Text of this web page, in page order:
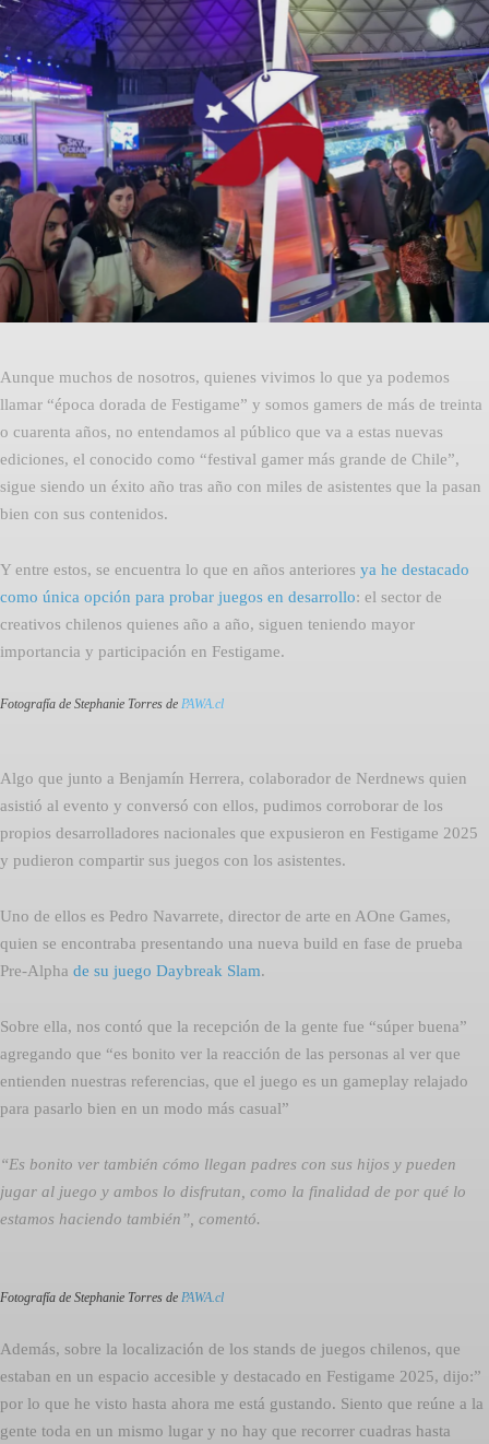
Facebook Twitter Pinterest
Aunque muchos de nosotros, quienes vivimos lo que ya podemos
llamar “época dorada de Festigame” y somos gamers de más de treinta
o cuarenta años, no entendamos al público que va a estas nuevas
ediciones, el conocido como “festival gamer más grande de Chile”,
sigue siendo un éxito año tras año con miles de asistentes que la pasan
bien con sus contenidos.
Y entre estos, se encuentra lo que en años anteriores ya he destacado
como única opción para probar juegos en desarrollo: el sector de
creativos chilenos quienes año a año, siguen teniendo mayor
importancia y participación en Festigame.
Fotografía de Stephanie Torres de PAWA.cl
Algo que junto a Benjamín Herrera, colaborador de Nerdnews quien
asistió al evento y conversó con ellos, pudimos corroborar de los
propios desarrolladores nacionales que expusieron en Festigame 2025
y pudieron compartir sus juegos con los asistentes.
Uno de ellos es Pedro Navarrete, director de arte en AOne Games,
quien se encontraba presentando una nueva build en fase de prueba
Pre-Alpha de su juego Daybreak Slam.
Sobre ella, nos contó que la recepción de la gente fue “súper buena”
agregando que “es bonito ver la reacción de las personas al ver que
entienden nuestras referencias, que el juego es un gameplay relajado
para pasarlo bien en un modo más casual”
“Es bonito ver también cómo llegan padres con sus hijos y pueden
jugar al juego y ambos lo disfrutan, como la finalidad de por qué lo
estamos haciendo también”, comentó.
Fotografía de Stephanie Torres de PAWA.cl
Además, sobre la localización de los stands de juegos chilenos, que
estaban en un espacio accesible y destacado en Festigame 2025, dijo:”
por lo que he visto hasta ahora me está gustando. Siento que reúne a la
gente toda en un mismo lugar y no hay que recorrer cuadras hasta